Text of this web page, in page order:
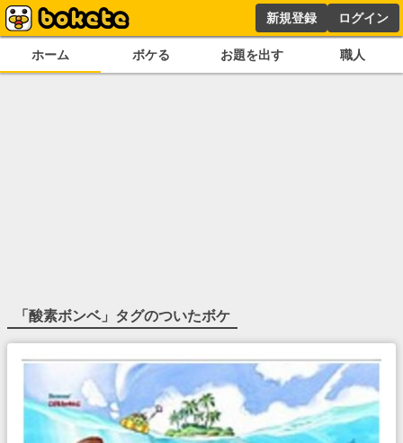
新規登録 ログイン
ホーム ボケる お題を出す 職人
「酸素ボンベ」タグのついたボケ